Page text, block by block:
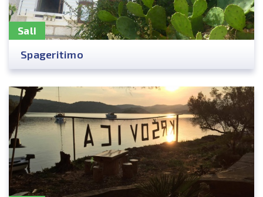
Sali
Spageritimo